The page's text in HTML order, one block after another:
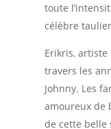
toute
célèbre
Erikris,
travers les
Johnny. Les
amoureux de
de cette belle